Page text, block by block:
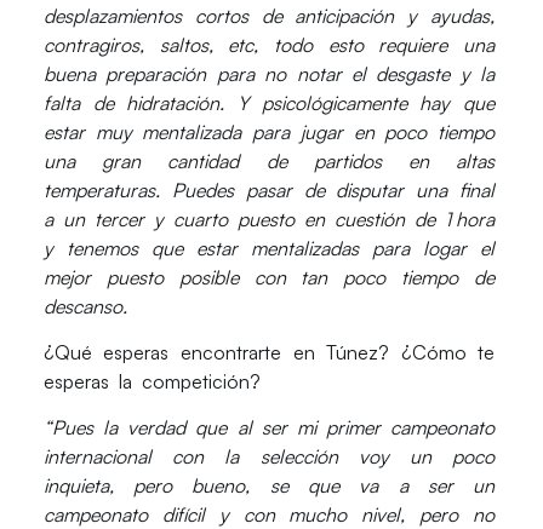
desplazamientos cortos de anticipación y ayudas,
contragiros, saltos, etc, todo esto requiere una
buena preparación para no notar el desgaste y la
falta de hidratación. Y psicológicamente hay que
estar muy mentalizada para jugar en poco tiempo
una gran cantidad de partidos en altas
temperaturas. Puedes pasar de disputar una final
a un tercer y cuarto puesto en cuestión de 1 hora
y tenemos que estar mentalizadas para logar el
mejor puesto posible con tan poco tiempo de
descanso.
¿Qué esperas encontrarte en Túnez? ¿Cómo te
esperas la competición?
“Pues la verdad que al ser mi primer campeonato
internacional con la selección voy un poco
inquieta, pero bueno, se que va a ser un
campeonato difícil y con mucho nivel, pero no